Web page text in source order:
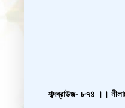
শব্দব্রাউজ- ৮৭৪ ।।